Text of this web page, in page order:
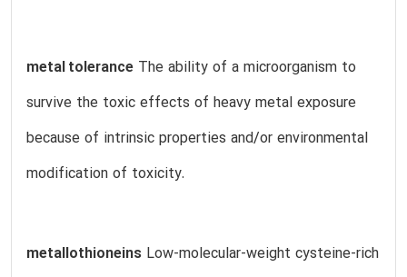
metal tolerance The ability of a microorganism to
survive the toxic effects of heavy metal exposure
because of intrinsic properties and/or environmental
modification of toxicity.
metallothioneins Low-molecular-weight cysteine-rich